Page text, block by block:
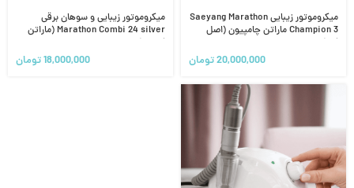
میکروموتور زیبایی Saeyang Marathon
Champion 3 ماراتن چامپیون (اصل
20,000,000تومان
میکروموتور زیبایی و سوهان برقی
Marathon Combi 24 silver (ماراتن
18,000,000تومان